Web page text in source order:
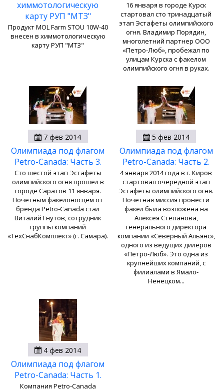
химмотологическую
карту РУП "МТЗ"
Продукт MOL Farm STOU 10W-40
внесен в химмотологическую
карту РУП "МТЗ"
16 января в городе Курск
стартовал сто тринадцатый
этап Эстафеты олимпийского
огня. Владимир Порядин,
многолетний партнер ООО
«Петро-Люб», пробежал по
улицам Курска с факелом
олимпийского огня в руках.
7 фев 2014
Олимпиада под флагом
Petro-Canada: Часть 3.
Сто шестой этап Эстафеты
олимпийского огня прошел в
городе Саратов 11 января.
Почетным факелоносцем от
бренда Petro-Canada стал
Виталий Гнутов, сотрудник
группы компаний
«ТехСнабКомплект» (г. Самара).
5 фев 2014
Олимпиада под флагом
Petro-Canada: Часть 2.
4 января 2014 года в г. Киров
стартовал очередной этап
Эстафеты олимпийского огня.
Почетная миссия пронести
факел была возложена на
Алексея Степанова,
генерального директора
компании «Северный Альянс»,
одного из ведущих дилеров
«Петро-Люб». Это одна из
крупнейших компаний, с
филиалами в Ямало-
Ненецком...
4 фев 2014
Олимпиада под флагом
Petro-Canada: Часть 1.
Компания Petro-Canada